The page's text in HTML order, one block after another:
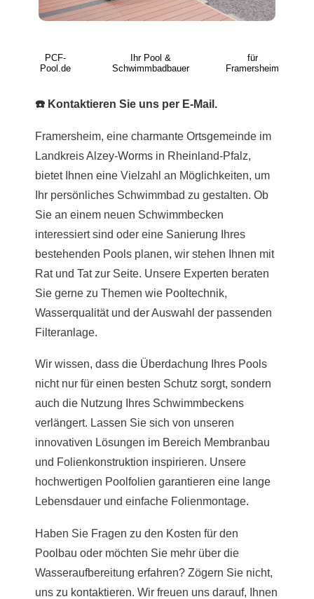
PCF-
Pool.de
Ihr Pool &
Schwimmbadbauer
für
Framersheim
☎️ Kontaktieren Sie uns per E-Mail.
Framersheim, eine charmante Ortsgemeinde im
Landkreis Alzey-Worms in Rheinland-Pfalz,
bietet Ihnen eine Vielzahl an Möglichkeiten, um
Ihr persönliches Schwimmbad zu gestalten. Ob
Sie an einem neuen Schwimmbecken
interessiert sind oder eine Sanierung Ihres
bestehenden Pools planen, wir stehen Ihnen mit
Rat und Tat zur Seite. Unsere Experten beraten
Sie gerne zu Themen wie Pooltechnik,
Wasserqualität und der Auswahl der passenden
Filteranlage.
Wir wissen, dass die Überdachung Ihres Pools
nicht nur für einen besten Schutz sorgt, sondern
auch die Nutzung Ihres Schwimmbeckens
verlängert. Lassen Sie sich von unseren
innovativen Lösungen im Bereich Membranbau
und Folienkonstruktion inspirieren. Unsere
hochwertigen Poolfolien garantieren eine lange
Lebensdauer und einfache Folienmontage.
Haben Sie Fragen zu den Kosten für den
Poolbau oder möchten Sie mehr über die
Wasseraufbereitung erfahren? Zögern Sie nicht,
uns zu kontaktieren. Wir freuen uns darauf, Ihnen